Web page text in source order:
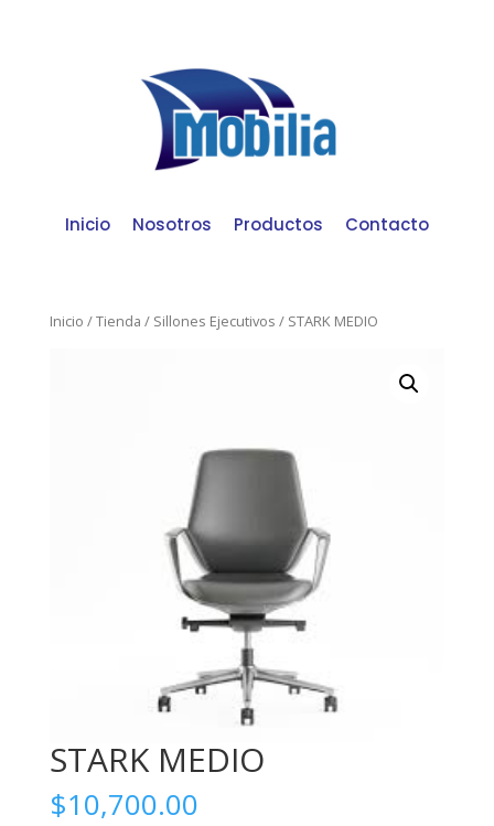
Inicio Nosotros Productos Contacto
Inicio /Tienda / Sillones Ejecutivos / STARK MEDIO
STARK MEDIO
$10,700.00